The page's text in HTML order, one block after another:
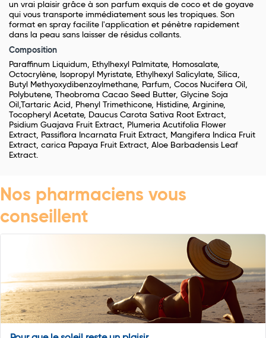
un vrai plaisir grâce à son parfum exquis de coco et de goyave
qui vous transporte immédiatement sous les tropiques. Son
format en spray facilite l'application et pénètre rapidement
dans la peau sans laisser de résidus collants.
Composition
Paraffinum Liquidum, Ethylhexyl Palmitate, Homosalate,
Octocrylène, Isopropyl Myristate, Ethylhexyl Salicylate, Silica,
Butyl Methyoxydibenzoylmethane, Parfum, Cocos Nucifera Oil,
Polybutene, Theobroma Cacao Seed Butter, Glycine Soja
Oil,Tartaric Acid, Phenyl Trimethicone, Histidine, Arginine,
Tocopheryl Acetate, Daucus Carota Sativa Root Extract,
Psidium Guajava Fruit Extract, Plumeria Acutifolia Flower
Extract, Passiflora Incarnata Fruit Extract, Mangifera Indica Fruit
Extract, carica Papaya Fruit Extract, Aloe Barbadensis Leaf
Extract.
Nos pharmaciens vous
conseillent